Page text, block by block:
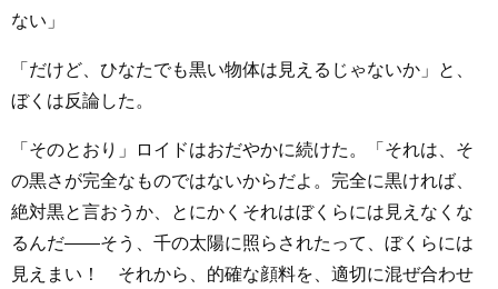
ない」
「だけど、ひなたでも黒い物体は見えるじゃないか」と、
ぼくは反論した。
「そのとおり」ロイドはおだやかに続けた。「それは、そ
の黒さが完全なものではないからだよ。完全に黒ければ、
絶対黒と言おうか、とにかくそれはぼくらには見えなくな
るんだ――そう、千の太陽に照らされたって、ぼくらには
見えまい！ それから、的確な顔料を、適切に混ぜ合わせ